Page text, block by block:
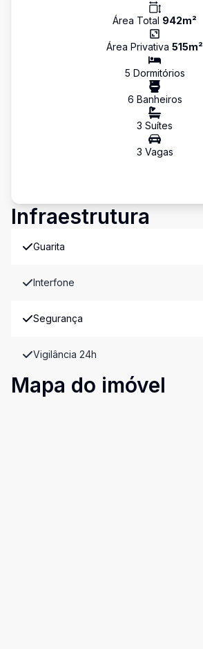
Área Total 942m²
Área Privativa 515m²
5 Dormitórios
6 Banheiros
3 Suítes
3 Vagas
Infraestrutura
Guarita
Interfone
Segurança
Vigilância 24h
Mapa do imóvel